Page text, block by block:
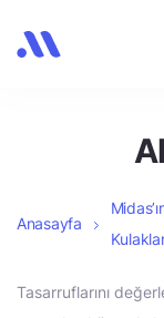
Anasayfa
Tasarruflarını